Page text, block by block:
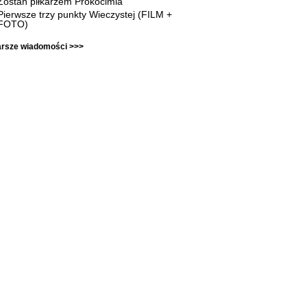
trzy punkty Wieczystej (FILM +
wiadomości >>>